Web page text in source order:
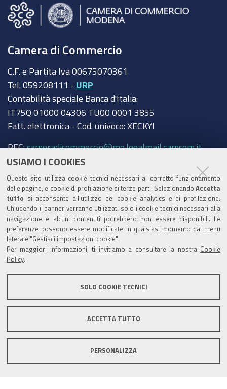
USIAMO I COOKIES
Questo sito utilizza cookie tecnici necessari al corretto funzionamento
delle pagine, e cookie di profilazione di terze parti. Selezionando Accetta
tutto si acconsente all’utilizzo dei cookie analytics e di profilazione.
Chiudendo il banner verranno utilizzati solo i cookie tecnici necessari alla
navigazione e alcuni contenuti potrebbero non essere disponibili. Le
preferenze possono essere modificate in qualsiasi momento dal menu
laterale "Gestisci impostazioni cookie".
Per maggiori informazioni, ti invitiamo a consultare la nostra Cookie
Policy
SOLO COOKIE TECNICI
ACCETTA TUTTO
PERSONALIZZA
Camera di Commercio
C.F. e Partita Iva 00675070361
Tel. 059208111 - URP
Contabilità speciale Banca d'Italia:
IT75Q 01000 04306 TU00 0001 3855
Fatt. elettronica - Cod. univoco: XECKYI
PEC:cameradicommercio@mo.legalmail.camcom.it
Trasparenza
Amministrazione trasparente
Albo Camerale
Pubblicità Legale
Area riservata Amministratori
Informativa generale
Informative privacy
Accessibilità
Note legali
Informativa estesa sui cookie
Social media policy